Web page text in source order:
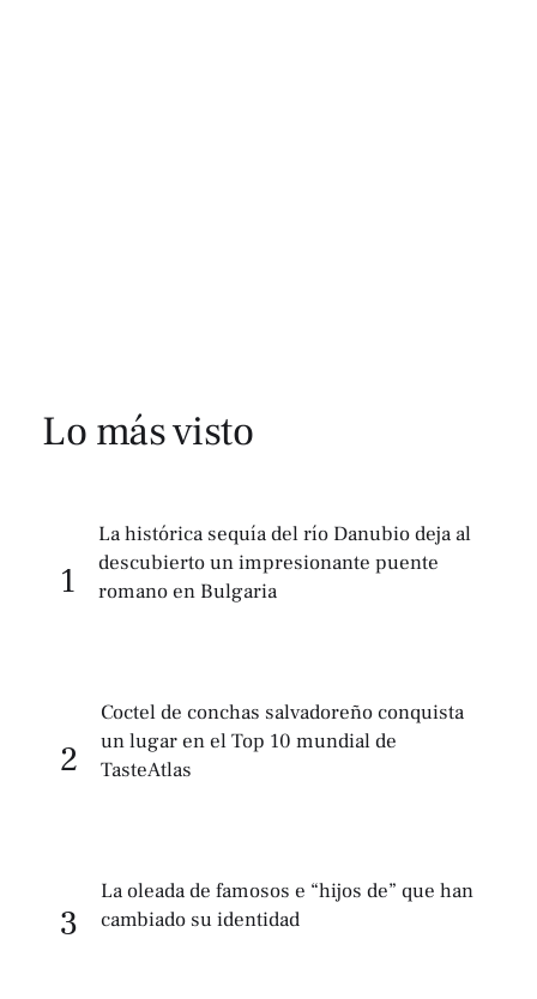
Lo más visto
1
La histórica sequía del río Danubio deja al
descubierto un impresionante puente
romano en Bulgaria
2
Coctel de conchas salvadoreño conquista
un lugar en el Top 10 mundial de
TasteAtlas
3
La oleada de famosos e “hijos de” que han
cambiado su identidad